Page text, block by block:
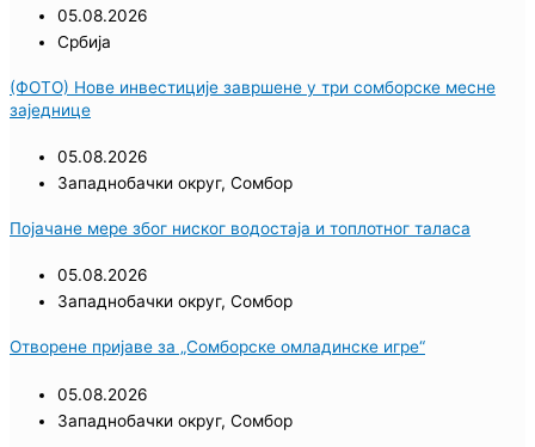
05.08.2026
Србија
(ФОТО) Нове инвестиције завршене у три сомборске месне
заједнице
05.08.2026
Западнобачки округ, Сомбор
Појачане мере због ниског водостаја и топлотног таласа
05.08.2026
Западнобачки округ, Сомбор
Отворене пријаве за „Сомборске омладинске игре“
05.08.2026
Западнобачки округ, Сомбор